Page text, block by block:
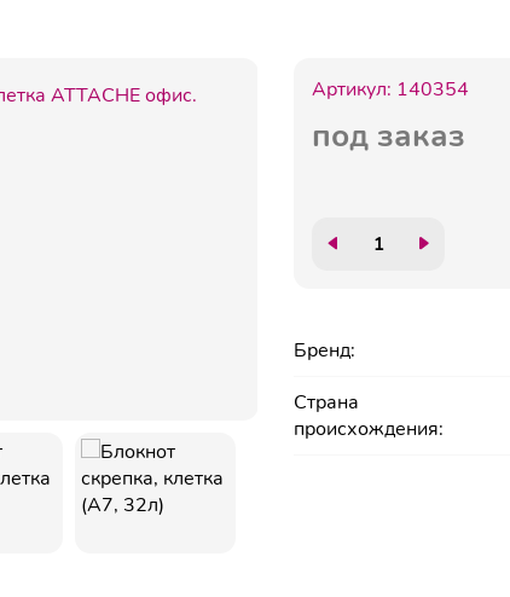
Артикул: 140354
под заказ
Бренд:
Страна
происхождения: